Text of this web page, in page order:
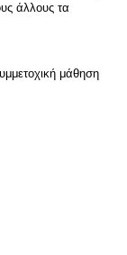
άλλους τα
μάθηση